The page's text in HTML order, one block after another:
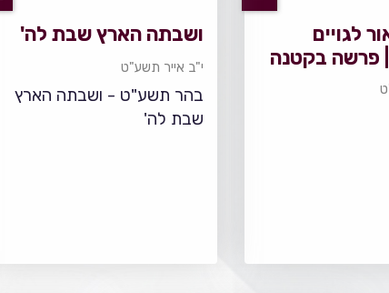
לגויים
| פרשה בקטנה
ושבתה הארץ שבת לה'
י"ב אייר תשע"ט
בהר תשע"ט - ושבתה הארץ
שבת לה'